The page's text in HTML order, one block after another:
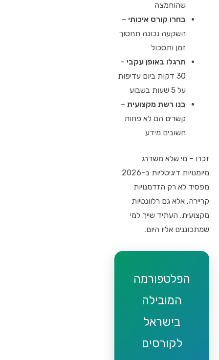
שהוחמצה
בחרו קורס איכותי –
השקעה נכונה תחסוך
זמן ותסכול
תרגלו באופן עקבי –
30 דקות ביום עדיפות
על 5 שעות בשבוע
בנו רשת מקצועית –
קשרים הם לא פחות
חשובים מידע
זכרו – מי שלא משדרג
מיומנויות דיגיטליות ב-2026
מפסיד לא רק הזדמנויות
קריירה, אלא גם רלוונטיות
מקצועית. העתיד שייך למי
שמתכוננים אליו היום.
הפלטפורמה
המובילה
בישראל
לקורסים